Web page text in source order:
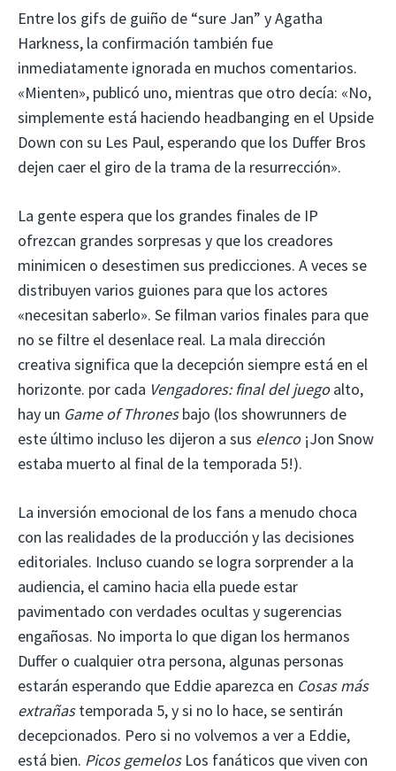
Entre los gifs de guiño de “sure Jan” y Agatha
Harkness, la confirmación también fue
inmediatamente ignorada en muchos comentarios.
«Mienten», publicó uno, mientras que otro decía: «No,
simplemente está haciendo headbanging en el Upside
Down con su Les Paul, esperando que los Duffer Bros
dejen caer el giro de la trama de la resurrección».
La gente espera que los grandes finales de IP
ofrezcan grandes sorpresas y que los creadores
minimicen o desestimen sus predicciones. A veces se
distribuyen varios guiones para que los actores
«necesitan saberlo». Se filman varios finales para que
no se filtre el desenlace real. La mala dirección
creativa significa que la decepción siempre está en el
horizonte. por cada Vengadores: final del juegoalto,
hay un Game of Thronesbajo (los showrunners de
este último incluso les dijeron a sus elenco¡Jon Snow
estaba muerto al final de la temporada 5!).
La inversión emocional de los fans a menudo choca
con las realidades de la producción y las decisiones
editoriales. Incluso cuando se logra sorprender a la
audiencia, el camino hacia ella puede estar
pavimentado con verdades ocultas y sugerencias
engañosas. No importa lo que digan los hermanos
Duffer o cualquier otra persona, algunas personas
estarán esperando que Eddie aparezca en Cosas más
extrañastemporada 5, y si no lo hace, se sentirán
decepcionados. Pero si no volvemos a ver a Eddie,
está bien. Picos gemelosLos fanáticos que viven con